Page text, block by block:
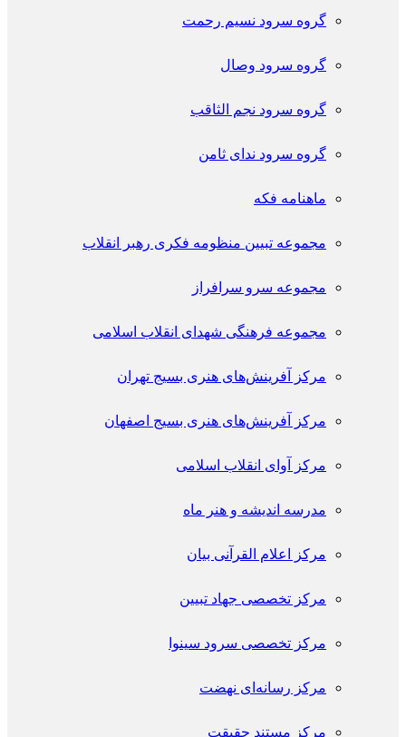
گروه سرود نسیم رحمت
گروه سرود وصال
گروه سرود نجم الثاقب
گروه سرود ندای ثامن
ماهنامه فکه
مجموعه تبیین منظومه فکری رهبر انقلاب
مجموعه سرو سرافراز
مجموعه فرهنگی شهدای انقلاب اسلامی
مرکز آفرینش‌های هنری بسیج تهران
مرکز آفرینش‌های هنری بسیج اصفهان
مرکز آوای انقلاب اسلامی
مدرسه اندیشه و هنر ماه
مرکز اعلام القرآنی بیان
مرکز تخصصی جهاد تبیین
مرکز تخصصی سرود سینوا
مرکز رسانه‌ای نهضت
مرکز مستند حقیقت